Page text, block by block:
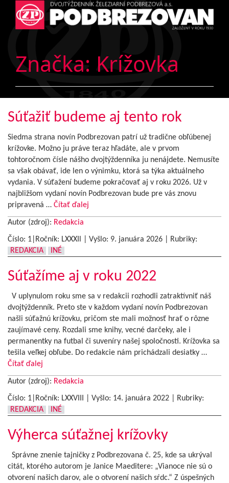
Značka: Krížovka
Súťažiť budeme aj tento rok
Siedma strana novín Podbrezovan patrí už tradične obľúbenej
krížovke. Možno ju práve teraz hľadáte, ale v prvom
tohtoročnom čísle nášho dvojtýždenníka ju nenájdete. Nemusíte
sa však obávať, ide len o výnimku, ktorá sa týka aktuálneho
vydania. V súťažení budeme pokračovať aj v roku 2026. Už v
najbližšom vydaní novín Podbrezovan bude pre vás znovu
pripravená … Čítať ďalej
Autor (zdroj): Redakcia
Číslo: 1|Ročník: LXXXIl | Vyšlo: 9. januára 2026
Rubriky:
REDAKCIA
INÉ
Súťažíme aj v roku 2022
V uplynulom roku sme sa v redakcii rozhodli zatraktívniť náš
dvojtýždenník. Preto ste v každom vydaní novín Podbrezovan
našli súťažnú krížovku, pričom ste mali možnosť hrať o rôzne
zaujímavé ceny. Rozdali sme knihy, vecné darčeky, ale i
permanentky na futbal či suveníry našej spoločnosti. Krížovka sa
tešila veľkej obľube. Do redakcie nám prichádzali desiatky …
Čítať ďalej
Autor (zdroj): Redakcia
Číslo: 1|Ročník: LXXVIII | Vyšlo: 14. januára 2022
Rubriky:
REDAKCIA
INÉ
Výherca súťažnej krížovky
Správne znenie tajničky z Podbrezovana č. 25, kde sa ukrýval
citát, ktorého autorom je Janice Maeditere: „Vianoce nie sú o
otvorení našich darov, ale o otvorení našich sŕdc.“ Z úspešných